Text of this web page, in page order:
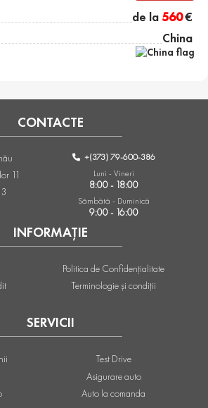
de la 560€
China
SERVICII
Test Drive
Asigurare auto
Auto la comanda
INFORMAȚIE
Politica de Confidențialitate
Terminologie și condiții
CONTACTE
11
+(373) 79-600-386
Luni - Vineri
8:00 - 18:00
Sâmbătă - Duminică
9:00 - 16:00